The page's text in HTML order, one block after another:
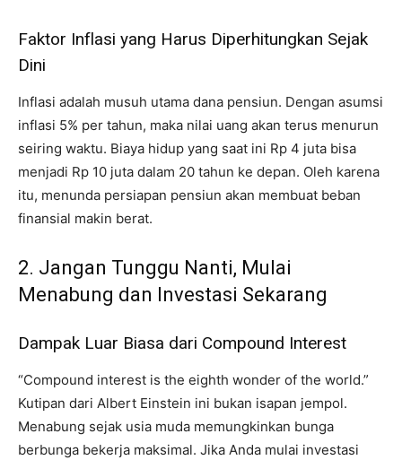
Faktor Inflasi yang Harus Diperhitungkan Sejak
Dini
Inflasi adalah musuh utama dana pensiun. Dengan asumsi
inflasi 5% per tahun, maka nilai uang akan terus menurun
seiring waktu. Biaya hidup yang saat ini Rp 4 juta bisa
menjadi Rp 10 juta dalam 20 tahun ke depan. Oleh karena
itu, menunda persiapan pensiun akan membuat beban
finansial makin berat.
2. Jangan Tunggu Nanti, Mulai
Menabung dan Investasi Sekarang
Dampak Luar Biasa dari Compound Interest
“Compound interest is the eighth wonder of the world.”
Kutipan dari Albert Einstein ini bukan isapan jempol.
Menabung sejak usia muda memungkinkan bunga
berbunga bekerja maksimal. Jika Anda mulai investasi